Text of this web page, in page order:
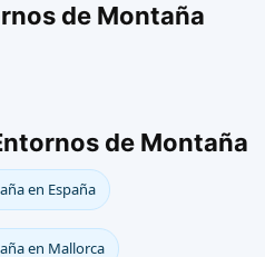
de Montaña
de Montaña
en España
en Mallorca